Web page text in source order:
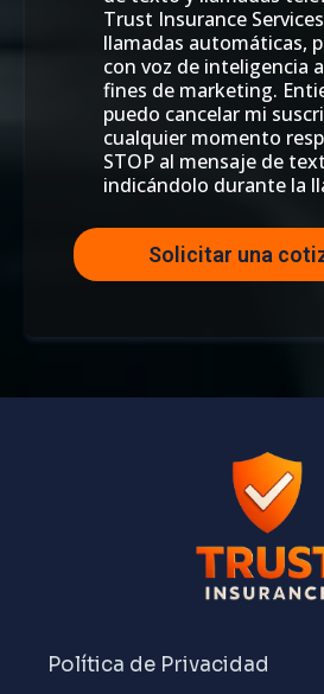
Trust Insurance
llamadas automáticas,
con voz de inteligencia
fines de marketing.
puedo cancelar mi
cualquier momento
STOP al mensaje de
indicándolo durante la
Solicitar una
Política de Privacidad